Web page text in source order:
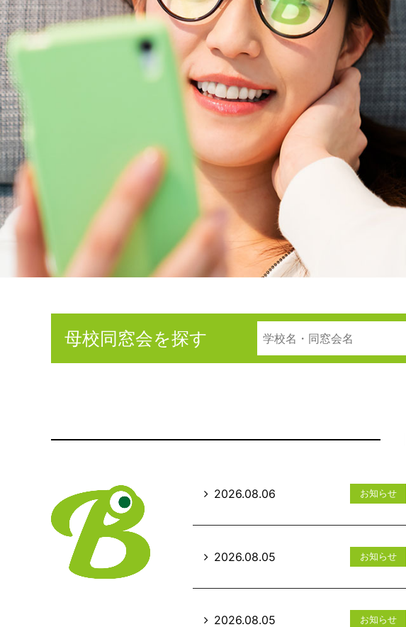
母校同窓会を探す
2026.08.06 お知らせ
2026.08.05 お知らせ
2026.08.05 お知らせ